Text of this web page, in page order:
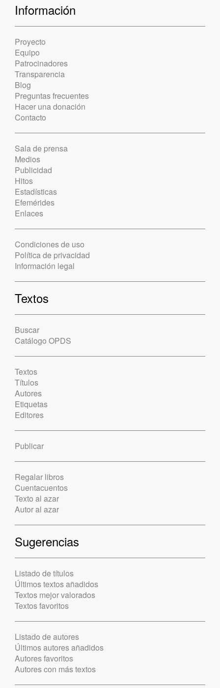
Información
Proyecto
Equipo
Patrocinadores
Transparencia
Blog
Preguntas frecuentes
Hacer una donación
Contacto
Sala de prensa
Medios
Publicidad
Hitos
Estadísticas
Efemérides
Enlaces
Condiciones de uso
Política de privacidad
Información legal
Textos
Buscar
Catálogo OPDS
Textos
Títulos
Autores
Etiquetas
Editores
Publicar
Regalar libros
Cuentacuentos
Texto al azar
Autor al azar
Sugerencias
Listado de títulos
Últimos textos añadidos
Textos mejor valorados
Textos favoritos
Listado de autores
Últimos autores añadidos
Autores favoritos
Autores con más textos